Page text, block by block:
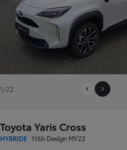
1/22
Toyota Yaris Cross
HYBRIDE 116h Design MY22